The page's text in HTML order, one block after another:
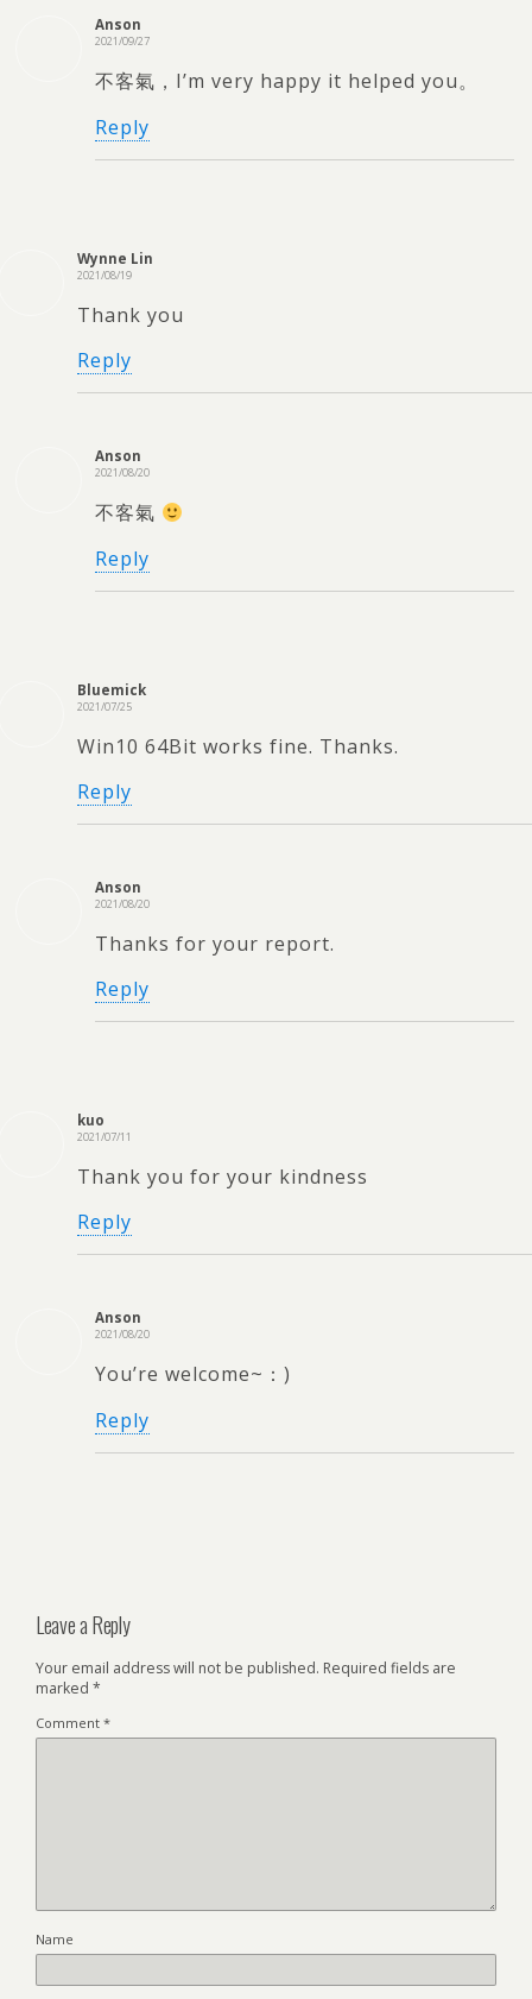
Anson
2021/09/27
不客氣，I’m very happy it helped you。
Reply
Wynne Lin
2021/08/19
Thank you
Reply
Anson
2021/08/20
不客氣
Reply
Bluemick
2021/07/25
Win10 64Bit works fine. Thanks.
Reply
Anson
2021/08/20
Thanks for your report.
Reply
kuo
2021/07/11
Thank you for your kindness
Reply
Anson
2021/08/20
You’re welcome~：)
Reply
Leave a Reply
Your email address will not be published. Required fields are
marked *
Comment *
Name